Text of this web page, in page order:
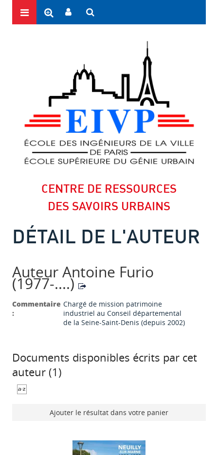
CENTRE DE RESSOURCES
DES SAVOIRS URBAINS
DÉTAIL DE L'AUTEUR
Auteur Antoine Furio
(1977-....)
Commentaire
:
Chargé de mission patrimoine
industriel au Conseil départemental
de la Seine-Saint-Denis (depuis 2002)
Documents disponibles écrits par cet
auteur (1 )
Ajouter le résultat dans votre panier